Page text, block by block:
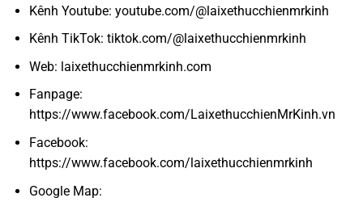
Kênh Youtube: youtube.com/@laixethucchienmrkinh
Kênh TikTok: tiktok.com/@laixethucchienmrkinh
Web: laixethucchienmrkinh.com
Fanpage:
https://www.facebook.com/LaixethucchienMrKinh.vn
Facebook:
https://www.facebook.com/laixethucchienmrkinh
Google Map: